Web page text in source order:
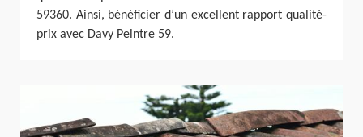
59360. Ainsi, bénéficier d’un excellent rapport qualité-
prix avec Davy Peintre 59.